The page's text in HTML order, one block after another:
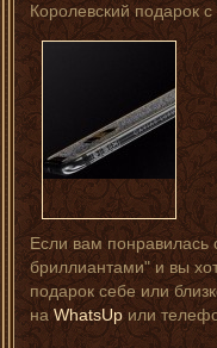
Королевский подарок
Если вам понравилась
бриллиантами" и вы
подарок себе или
наWhatsUpили